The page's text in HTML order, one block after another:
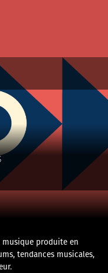
musique produite en
tendances musicales,